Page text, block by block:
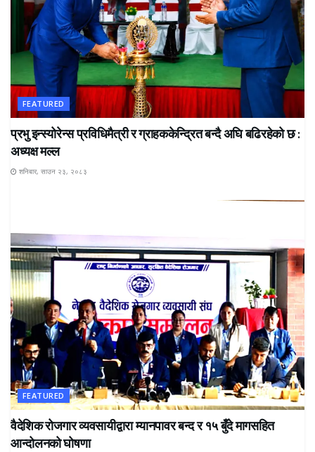
FEATURED
प्रभु इन्स्योरेन्स प्रविधिमैत्री र ग्राहककेन्द्रित बन्दै अघि बढिरहेको छ :
अध्यक्ष मल्ल
शनिबार, साउन २३, २०८३
FEATURED
वैदेशिक रोजगार व्यवसायीद्वारा म्यानपावर बन्द र १५ बुँदे मागसहित
आन्दोलनको घोषणा